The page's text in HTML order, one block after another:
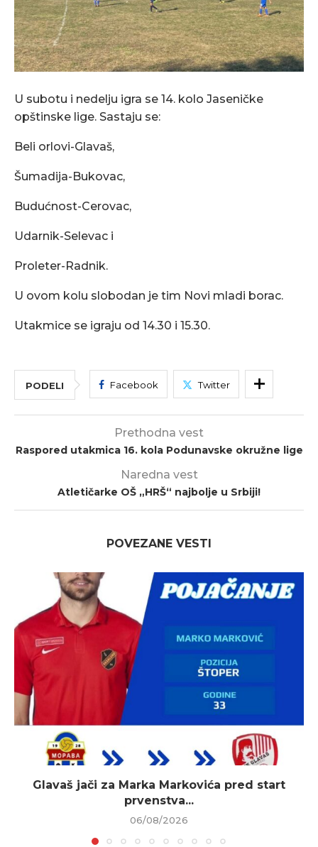
U subotu i nedelju igra se 14. kolo Jaseničke
opštinske lige. Sastaju se:
Beli orlovi-Glavaš,
Šumadija-Bukovac,
Budućnost-Cerovac,
Udarnik-Selevac i
Proleter-Radnik.
U ovom kolu slobodan je tim Novi mladi borac.
Utakmice se igraju od 14.30 i 15.30.
PODELI Facebook Twitter
Prethodna vest
Raspored utakmica 16. kola Podunavske okružne lige
Naredna vest
Atletičarke OŠ „HRŠ“ najbolje u Srbiji!
POVEZANE VESTI
Glavaš jači za Marka Markovića pred start
prvenstva...
06/08/2026